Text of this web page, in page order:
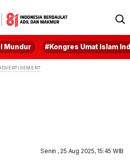
Mundur #Kongres Umat Islam
Senin , 25 Aug 2025, 15:45 WIB